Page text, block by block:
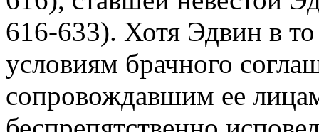
616-633). Хотя Эдвин в
условиям брачного
сопровождавшим ее